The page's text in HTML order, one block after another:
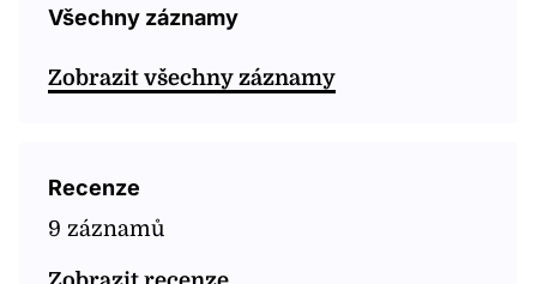
Všechny záznamy
Zobrazit všechny záznamy
Recenze
9 záznamů